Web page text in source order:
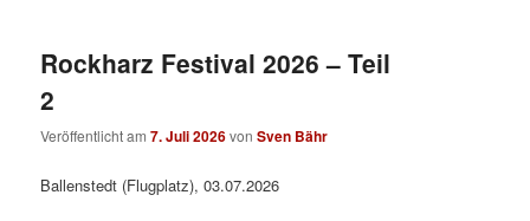
Rockharz Festival 2026 – Teil
2
Veröffentlicht am7. Juli 2026vonSven Bähr
Ballenstedt (Flugplatz), 03.07.2026